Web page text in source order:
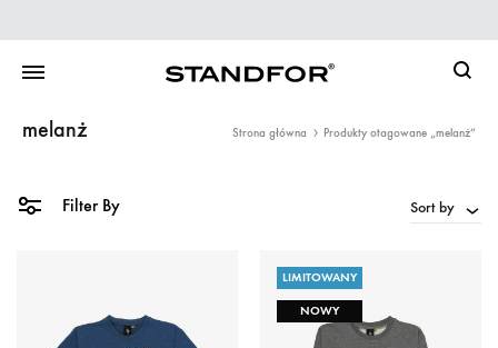
melanż Strona główna Produkty otagowane „melanż”
Filter By Sort by
LIMITOWANY
NOWY